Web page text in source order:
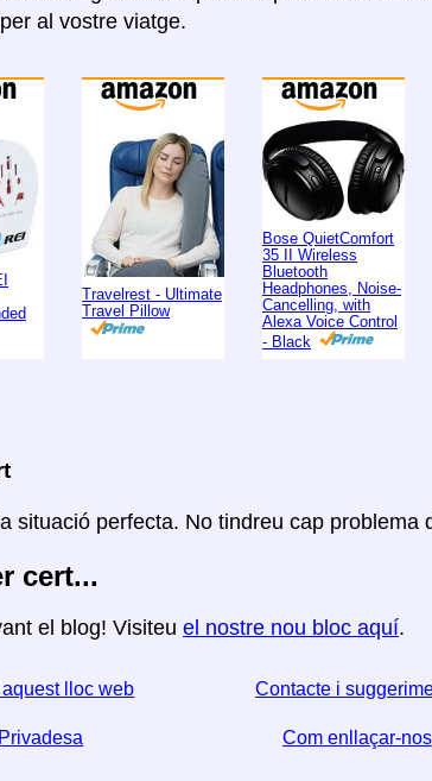
al vostre viatge.
Travelrest - Ultimate
Travel Pillow
Bose QuietComfort
35 II Wireless
Bluetooth
Headphones, Noise-
Cancelling, with
Alexa Voice Control
- Black
situació perfecta. No tindreu cap problema
cert...
el blog! Visiteu el nostre nou bloc aquí.
lloc web Contacte i
Privadesa Com enllaçar-nos